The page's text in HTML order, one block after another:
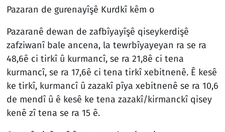
Pazaran de gurenayîşê Kurdkî kêm o
Pazaranê dewan de zafbîyayîşê qiseykerdişê
zafziwanî bale ancena, la tewrbîyayeyan ra se ra
48,6ê ci tirkî û kurmancî, se ra 21,8ê ci tena
kurmancî, se ra 17,6ê ci tena tirkî xebitnenê. Ê kesê
ke tirkî, kurmancî û zazakî pîya xebitnenê se ra 10,6
de mendî û ê kesê ke tena zazakî/kirmanckî qisey
kenê zî tena se ra 15 ê.